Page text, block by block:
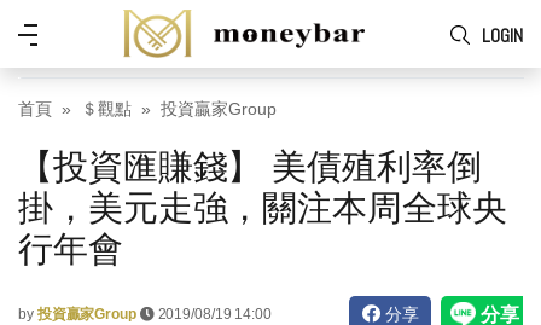
Skip to main content
LOGIN
功
能
表
首頁 ＄觀點 投資贏家Group
【投資匯賺錢】 美債殖利率倒
掛，美元走強，關注本周全球央
行年會
by 投資贏家Group 2019/08/19 14:00 分享